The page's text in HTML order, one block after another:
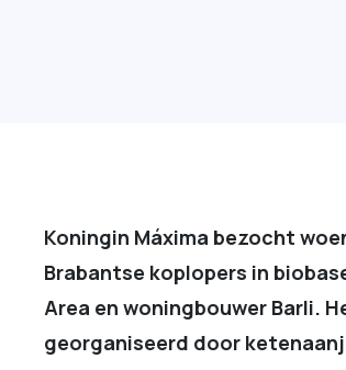
Koningin Máxima bezocht
Brabantse koplopers in
Area en woningbouwer Barli.
georganiseerd door